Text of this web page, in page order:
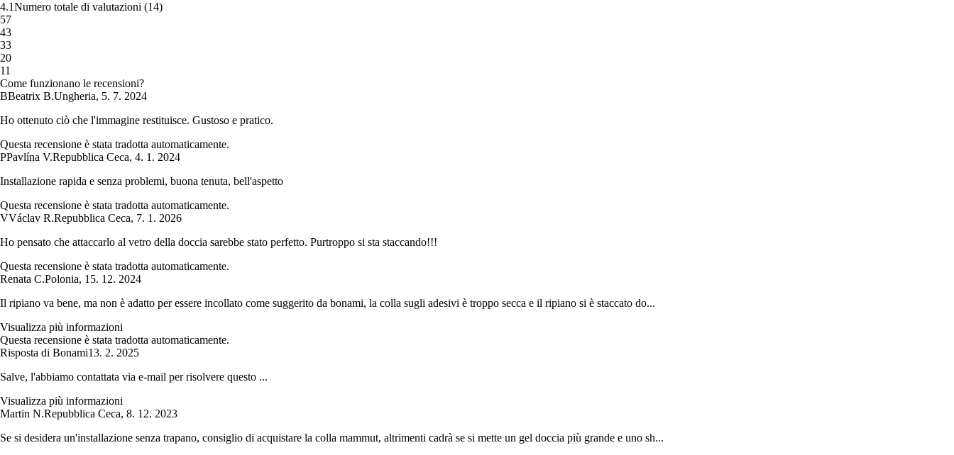
4.1Numero totale di valutazioni (14)
57
43
33
20
11
Come funzionano le recensioni?
BBeatrix B.Ungheria, 5. 7. 2024
Ho ottenuto ciò che l'immagine restituisce. Gustoso e pratico.
Questa recensione è stata tradotta automaticamente.
PPavlína V.Repubblica Ceca, 4. 1. 2024
Installazione rapida e senza problemi, buona tenuta, bell'aspetto
Questa recensione è stata tradotta automaticamente.
VVáclav R.Repubblica Ceca, 7. 1. 2026
Ho pensato che attaccarlo al vetro della doccia sarebbe stato perfetto. Purtroppo si sta staccando!!!
Questa recensione è stata tradotta automaticamente.
Renata C.Polonia, 15. 12. 2024
Il ripiano va bene, ma non è adatto per essere incollato come suggerito da bonami, la colla sugli adesivi è troppo secca e il ripiano si è staccato do...
Visualizza più informazioni
Questa recensione è stata tradotta automaticamente.
Risposta di Bonami13. 2. 2025
Salve, l'abbiamo contattata via e-mail per risolvere questo ...
Visualizza più informazioni
Martin N.Repubblica Ceca, 8. 12. 2023
Se si desidera un'installazione senza trapano, consiglio di acquistare la colla mammut, altrimenti cadrà se si mette un gel doccia più grande e uno sh...